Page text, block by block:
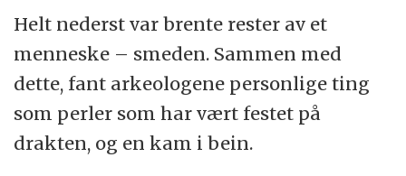
Helt nederst var brente rester av et
menneske – smeden. Sammen med
dette, fant arkeologene personlige ting
som perler som har vært festet på
drakten, og en kam i bein.